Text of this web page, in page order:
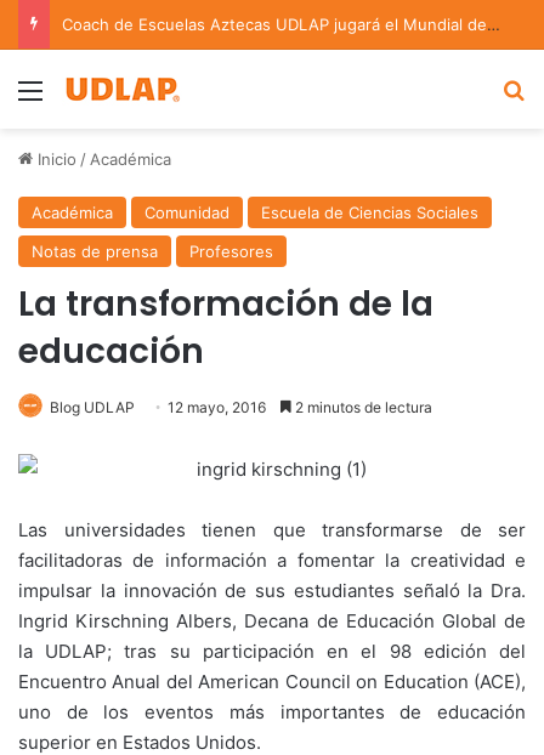
Coach de Escuelas Aztecas UDLAP jugará el Mundial de Flag Football en Alemania
Menu
Inicio / Académica
Académica Comunidad
Escuela de Ciencias Sociales
Notas de prensa
Profesores
La transformación de la
educación
Blog UDLAP 12 mayo, 2016 2 minutos de lectura
Las universidades tienen que transformarse de ser
facilitadoras de información a fomentar la creatividad e
impulsar la innovación de sus estudiantes señaló la Dra.
Ingrid Kirschning Albers, Decana de Educación Global de
la UDLAP; tras su participación en el 98 edición del
Encuentro Anual del American Council on Education (ACE),
uno de los eventos más importantes de educación
superior en Estados Unidos.